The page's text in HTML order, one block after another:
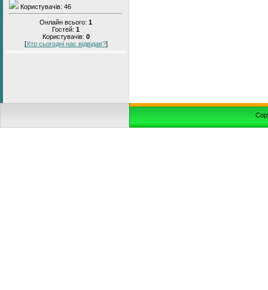
Користувачів: 46
Онлайн всього: 1
Гостей: 1
Користувачів: 0
[Хто сьогодні нас відвідав?]